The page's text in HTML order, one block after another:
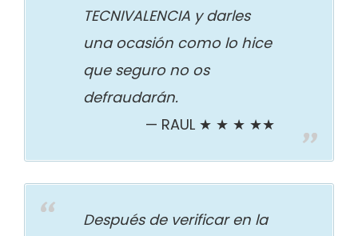
TECNIVALENCIA y darles
una ocasión como lo hice
que seguro no os
defraudarán.
RAUL ★ ★ ★ ★★
Después de verificar en la